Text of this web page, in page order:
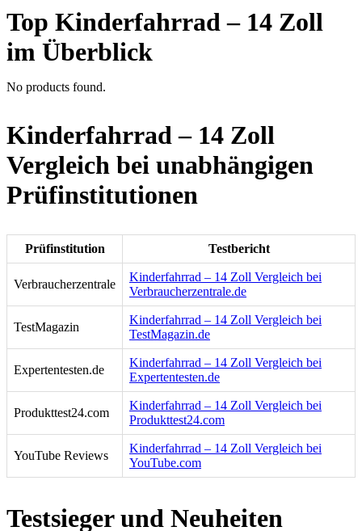
Top Kinderfahrrad – 14 Zoll
im Überblick
No products found.
Kinderfahrrad – 14 Zoll
Vergleich bei unabhängigen
Prüfinstitutionen
Prüfinstitution Testbericht
Verbraucherzentrale
Kinderfahrrad – 14 Zoll Vergleich bei
Verbraucherzentrale.de
TestMagazin
Kinderfahrrad – 14 Zoll Vergleich bei
TestMagazin.de
Expertentesten.de
Kinderfahrrad – 14 Zoll Vergleich bei
Expertentesten.de
Produkttest24.com
Kinderfahrrad – 14 Zoll Vergleich bei
Produkttest24.com
YouTube Reviews
Kinderfahrrad – 14 Zoll Vergleich bei
YouTube.com
Testsieger und Neuheiten